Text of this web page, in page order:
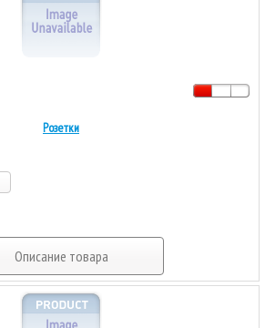
Розетки
Описание товара